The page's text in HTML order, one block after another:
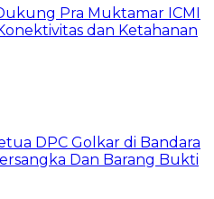
Pra Muktamar ICMI
dan Ketahanan
DPC Golkar di Bandara
Dan Barang Bukti